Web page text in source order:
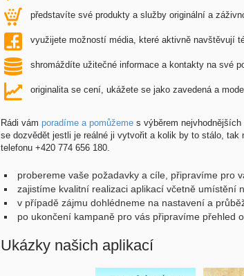
představíte své produkty a služby originální a
využijete možností média, které aktivně navštěvují
shromáždíte užitečné informace a kontakty na své
originalita se cení, ukážete se jako zavedená a
Rádi vám poradíme a pomůžeme s výběrem
se dozvědět jestli je reálné ji vytvořit a kolik by to stálo, tak
telefonu +420 774 656 180.
probereme vaše požadavky a cíle, připravíme pro
zajistíme kvalitní realizaci aplikací včetně umístění
v případě zájmu dohlédneme na nastavení a
po ukončení kampaně pro vás připravíme přehled
Ukázky našich aplikací